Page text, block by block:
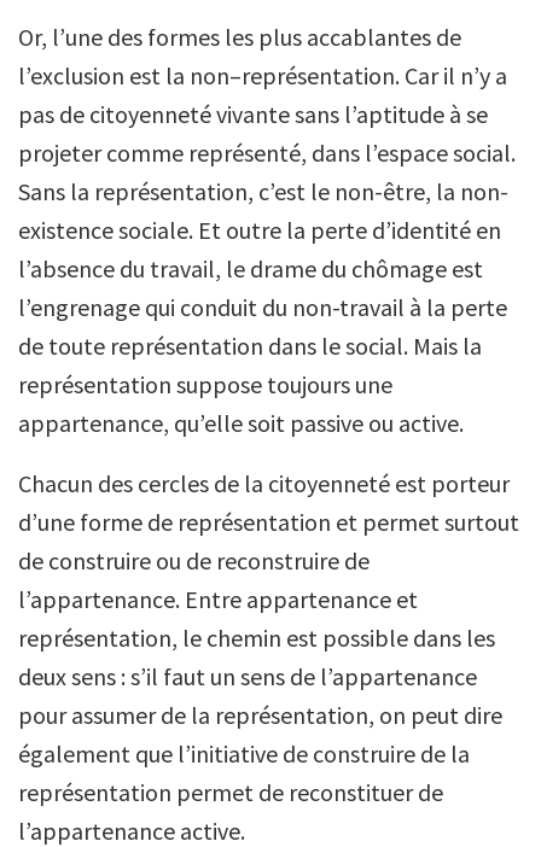
Or, l’une des formes les plus accablantes de
l’exclusion est la non–représentation. Car il n’y a
pas de citoyenneté vivante sans l’aptitude à se
projeter comme représenté, dans l’espace social.
Sans la représentation, c’est le non-être, la non-
existence sociale. Et outre la perte d’identité en
l’absence du travail, le drame du chômage est
l’engrenage qui conduit du non-travail à la perte
de toute représentation dans le social. Mais la
représentation suppose toujours une
appartenance, qu’elle soit passive ou active.
Chacun des cercles de la citoyenneté est porteur
d’une forme de représentation et permet surtout
de construire ou de reconstruire de
l’appartenance. Entre appartenance et
représentation, le chemin est possible dans les
deux sens : s’il faut un sens de l’appartenance
pour assumer de la représentation, on peut dire
également que l’initiative de construire de la
représentation permet de reconstituer de
l’appartenance active.